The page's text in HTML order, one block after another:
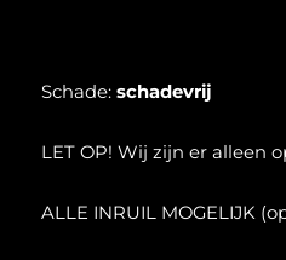
Schade: schadevrij
LET OP! Wij zijn er alleen
ALLE INRUIL MOGELIJK